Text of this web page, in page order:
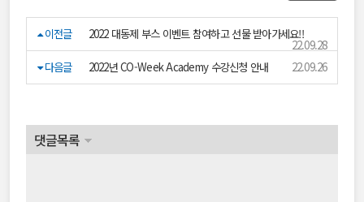
이전글 2022 대동제 부스 이벤트 참여하고 선물 받아가세요!!
22.09.28
다음글
2022년 CO-Week Academy 수강신청 안내 22.09.26
댓글목록